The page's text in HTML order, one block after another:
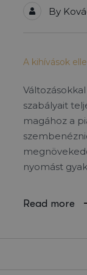
By
A kihívások
szabályait
magához a
nyomást
Read more